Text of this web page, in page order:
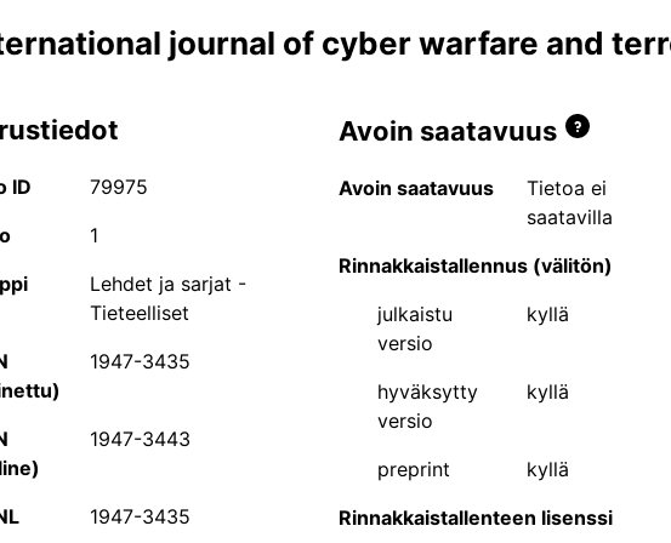
JUFO-portaali
JUFO-portaali on tutkijoille ja muille tieteen parissa työskenteleville
hakea Julkaisufoorumi-luokituksen piiriin kuuluvien tieteellisten
kirjakustantajien tietoja. Palvelusta löytyvät myös Suomessa
ammatilliset ja yleistajuiset julkaisusarjat.
Tiedeyhteisön jäsenet voivat myös ehdottaa JUFO-portaalissa uusien
muutosta jo luokiteltujen julkaisukanavien tasoluokkaan tai
mahdollista ilman sisäänkirjautumista, mutta lisäys- ja
kirjautumisen. Sisäänkirjautuminen löytyy portaalin oikean ylälaidan
käyttöohjeesta.
journal of cyber warfare and
ID
79975
1
Lehdet ja sarjat -
Tieteelliset
1947-3435
1947-3443
1947-3435
Avoin saatavuus
Avoin saatavuus
Tietoa ei
saatavilla
Rinnakkaistallennus (välitön)
julkaistu
versio
kyllä
hyväksytty
versio
kyllä
preprint
kyllä
Rinnakkaistallenteen lisenssi